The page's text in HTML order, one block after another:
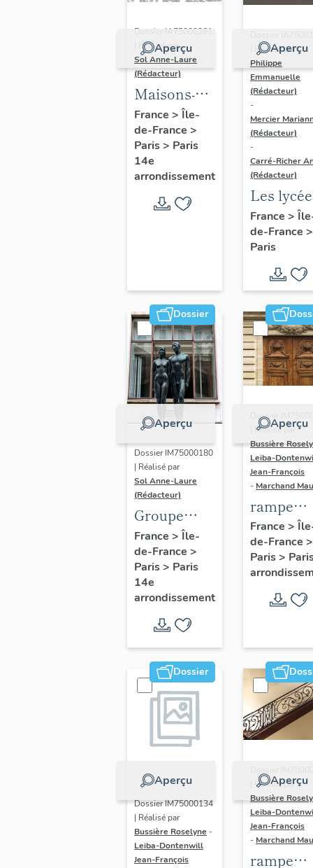
Aperçu
Dossier IA75000261
| Réalisé par
Sol Anne-Laure
(Rédacteur)
Maisons-
immeubles
France > Île-
de-France >
Paris> Paris
14e
arrondissement
Aperçu
| Réalisé par
Philippe
Emmanuelle
(Rédacteur)
-
Mercier
(Rédacteur)
-
Carré-Richer
(Rédacteur)
Les
Jean-
Dondel
Roger
Dhuit
France >
de-France >
Paris
Dossier
Aperçu
Dossier IM75000180
| Réalisé par
Sol Anne-Laure
(Rédacteur)
Groupe
sculpté :
Les
Adolescents
France > Île-
de-France >
Paris> Paris
14e
arrondissement
Aperçu
Dossier
| Réalisé par
Bussière
Leiba-
Jean-François
- Marchand
rampe
d'appui,
escalier
l' hôtel
(non
France >
de-France >
Paris>
Dossier
Aperçu
Dossier IM75000134
| Réalisé par
Bussière Roselyne -
Leiba-Dontenwill
Jean-François
Aperçu
| Réalisé par
Bussière
Leiba-
Jean-François
- Marchand
rampe